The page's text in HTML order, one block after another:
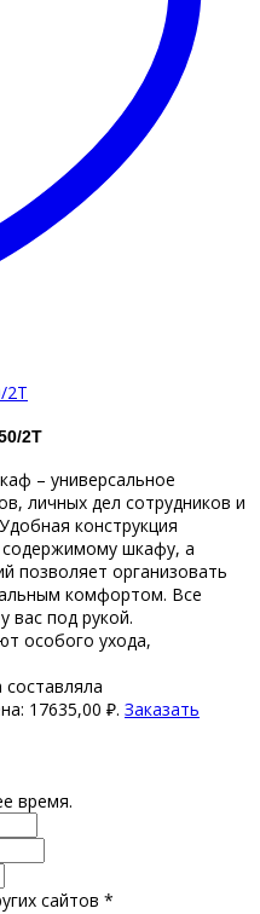
2Т
2Т
– универсальное
личных дел сотрудников и
конструкция
содержимому шкафу, а
позволяет организовать
комфортом. Все
вас под рукой.
особого ухода,
17635,00 ₽. Заказать
время.
сайтов *